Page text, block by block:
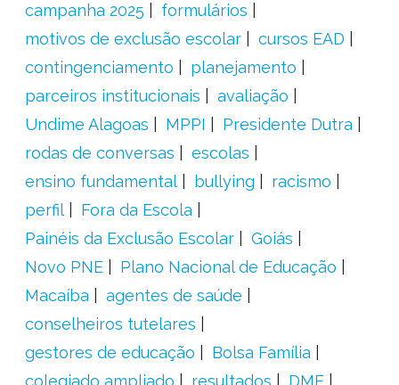
campanha 2025
formulários
motivos de exclusão escolar
cursos EAD
contingenciamento
planejamento
parceiros institucionais
avaliação
Undime Alagoas
MPPI
Presidente Dutra
rodas de conversas
escolas
ensino fundamental
bullying
racismo
perfil
Fora da Escola
Painéis da Exclusão Escolar
Goiás
Novo PNE
Plano Nacional de Educação
Macaíba
agentes de saúde
conselheiros tutelares
gestores de educação
Bolsa Família
colegiado ampliado
resultados
DME